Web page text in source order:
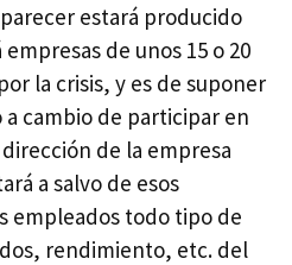
estará producido
de unos 15 o 20
la crisis, y es de suponer
cambio de participar en
de la empresa
a salvo de esos
empleados todo tipo de
rendimiento, etc. del